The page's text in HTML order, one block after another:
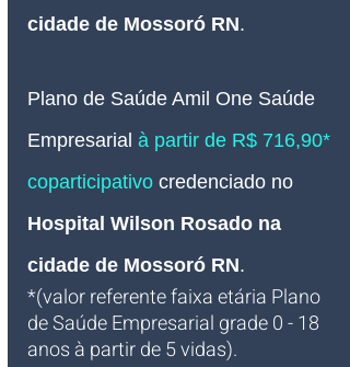
cidade de Mossoró RN.
Plano de Saúde Amil One Saúde
Empresarial à partir de R$ 716,90*
coparticipativo credenciado no
Hospital Wilson Rosado na
cidade de Mossoró RN.
*(valor referente faixa etária Plano
de Saúde Empresarial grade 0 - 18
anos à partir de 5 vidas).